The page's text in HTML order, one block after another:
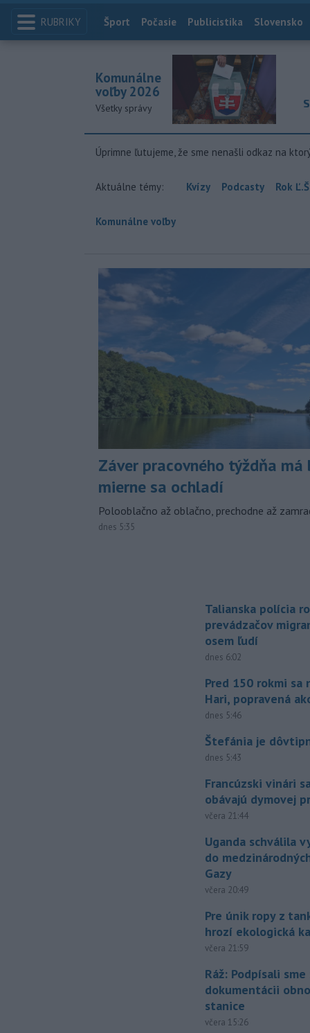
RUBRIKY Index
Šport Počasie Publicistika Slovensko
Komunálne
voľby 2026
Všetky správy
Úprimne ľutujeme, že sme nenašli odkaz na
Aktuálne témy: Kvízy Podcasty Rok
Komunálne voľby
Záver pracovného týždňa má
mierne sa ochladí
Polooblačno až oblačno, prechodne až
dnes 5:35
Talianska polícia
prevádzačov
osem ľudí
dnes 6:02
Pred 150 rokmi sa
Hari, popravená
dnes 5:46
Štefánia je
dnes 5:43
Francúzski vinári
obávajú dymovej
včera 21:44
Uganda schválila
do
Gazy
včera 20:49
Pre únik ropy z
hrozí ekologická
včera 21:59
Ráž: Podpísali
dokumentácii
stanice
včera 15:26